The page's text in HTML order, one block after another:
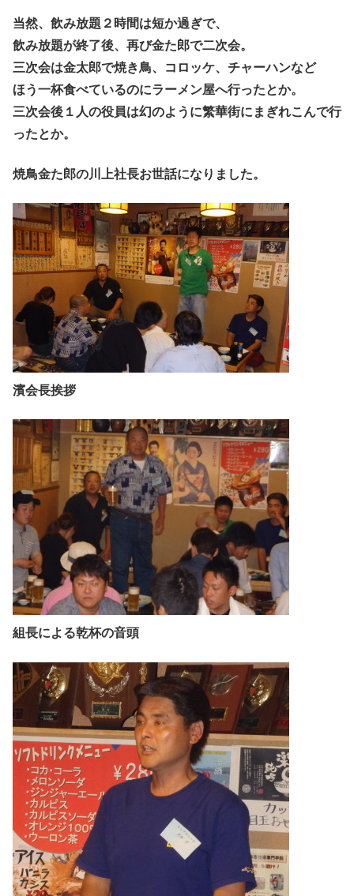
当然、飲み放題２時間は短か過ぎで、
飲み放題が終了後、再び金た郎で二次会。
三次会は金太郎で焼き鳥、コロッケ、チャーハンなど
ほう一杯食べているのにラーメン屋へ行ったとか。
三次会後１人の役員は幻のように繁華街にまぎれこんで行
ったとか。
焼鳥金た郎の川上社長お世話になりました。
濱会長挨拶
組長による乾杯の音頭